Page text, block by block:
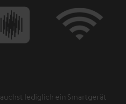
lediglich ein Smartgerät